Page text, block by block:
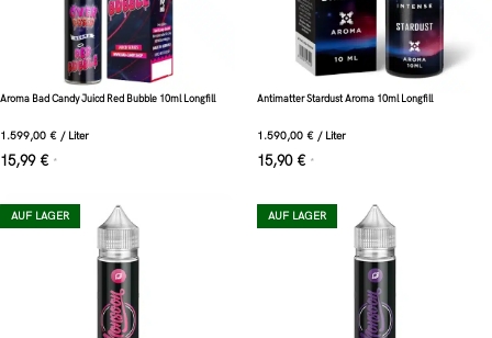
Aroma Bad Candy Juicd Red Bubble 10ml Longfill
1.599,00 € / Liter
15,99 € *
Antimatter Stardust Aroma 10ml Longfill
1.590,00 € / Liter
15,90 € *
AUF LAGER AUF LAGER